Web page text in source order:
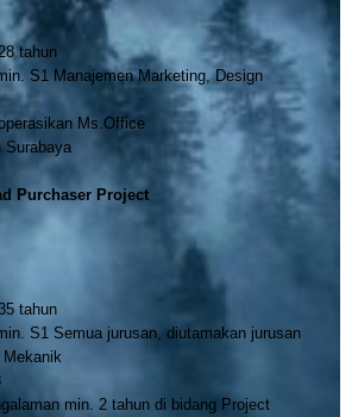
tahun
S1 Manajemen Marketing, Design
Ms.Office
Surabaya
Purchaser Project
tahun
S1 Semua jurusan, diutamakan jurusan
min. 2 tahun di bidang Project